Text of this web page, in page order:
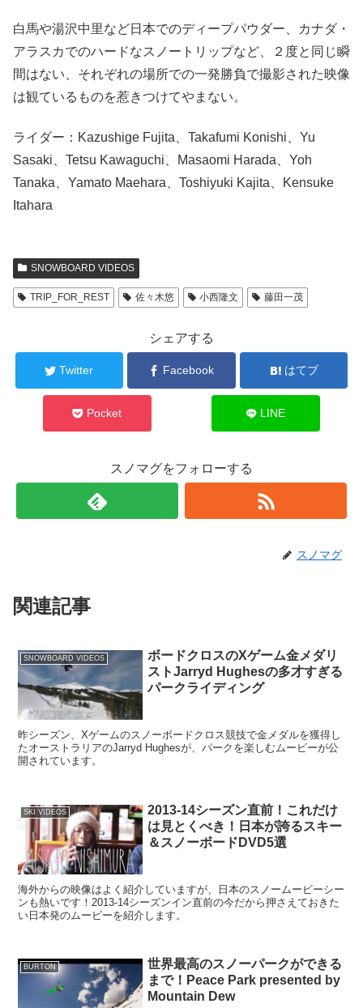
白馬や湯沢中里など日本でのディープパウダー、カナダ・
アラスカでのハードなスノートリップなど、２度と同じ瞬
間はない、それぞれの場所での一発勝負で撮影された映像
は観ているものを惹きつけてやまない。
ライダー：Kazushige Fujita、Takafumi Konishi、Yu
Sasaki、Tetsu Kawaguchi、Masaomi Harada、Yoh
Tanaka、Yamato Maehara、Toshiyuki Kajita、Kensuke
Itahara
SNOWBOARD VIDEOS
TRIP_FOR_REST 佐々木悠 小西隆文 藤田一茂
シェアする
Twitter Facebook はてブ
Pocket LINE
スノマグをフォローする
スノマグ
関連記事
SNOWBOARD VIDEOS
ボードクロスのXゲーム金メダリ
ストJarryd Hughesの多才すぎる
パークライディング
昨シーズン、Xゲームのスノーボードクロス競技で金メダルを獲得し
たオーストラリアのJarryd Hughesが、パークを楽しむムービーが公
開されています。
SKI VIDEOS
2013-14シーズン直前！これだけ
は見とくべき！日本が誇るスキー
＆スノーボードDVD5選
海外からの映像はよく紹介していますが、日本のスノームービーシー
ンも熱いです！2013-14シーズンイン直前の今だから押さえておきた
い日本発のムービーを紹介します。
BURTON
世界最高のスノーパークができる
まで！Peace Park presented by
Mountain Dew